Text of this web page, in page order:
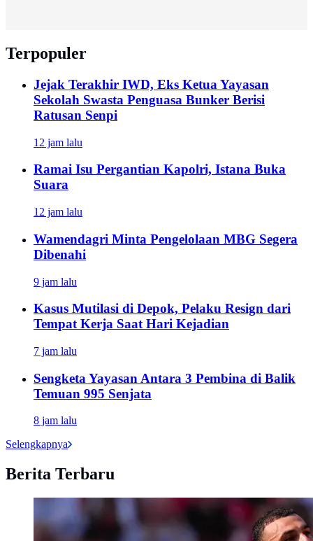
Terpopuler
Jejak Terakhir IWD, Eks Ketua Yayasan
Sekolah Swasta Penguasa Bunker Berisi
Ratusan Senpi
12 jam lalu
Ramai Isu Pergantian Kapolri, Istana Buka
Suara
12 jam lalu
Wamendagri Minta Pengelolaan MBG Segera
Dibenahi
9 jam lalu
Kasus Mutilasi di Depok, Pelaku Resign dari
Tempat Kerja Saat Hari Kejadian
7 jam lalu
Sengketa Yayasan Antara 3 Pembina di Balik
Temuan 995 Senjata
8 jam lalu
Selengkapnya
Berita Terbaru